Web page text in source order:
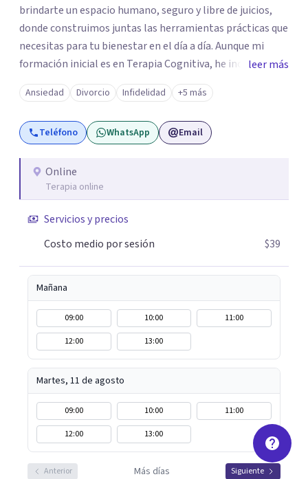
brindarte un espacio humano, seguro y libre de juicios,
donde construimos juntas las herramientas prácticas que
necesitas para tu bienestar en el día a día. Aunque mi
formación inicial es en Terapia Cognitiva, he incorporado
enfoques como el Mindfulness y la Terapia de Aceptación
y Compromiso (ACT), adaptando el tratamiento a tus
necesidades particulares. Mi trayectoria es internacional
(Argentina, Estados Unidos, Europa y Asia). Además,
conectando con la realidad de las islas. Mis servicios son
100% online y accesibles. Si buscas un espacio de escucha
leer más
Ansiedad Divorcio Infidelidad +5 más
Teléfono WhatsApp Email
Online
Terapia online
Servicios y precios
Costo medio por sesión
$39
Mañana
09:00 10:00
11:00
12:00
13:00
Martes, 11 de agosto
09:00 10:00
11:00
12:00
13:00
Anterior Más días Siguiente